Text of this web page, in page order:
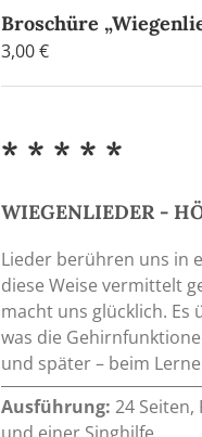
Broschüre
3,00€
* * * * *
WIEGENLIEDER -
Lieder berühren uns in
diese Weise vermittelt
macht uns glücklich.
was die
und später – beim
Ausführung: 24